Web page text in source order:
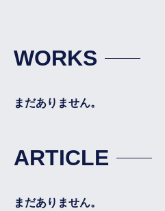
WORKS
まだありません。
ARTICLE
まだありません。